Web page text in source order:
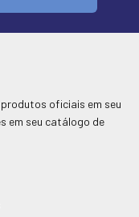
oficiais em seu
em seu catálogo de